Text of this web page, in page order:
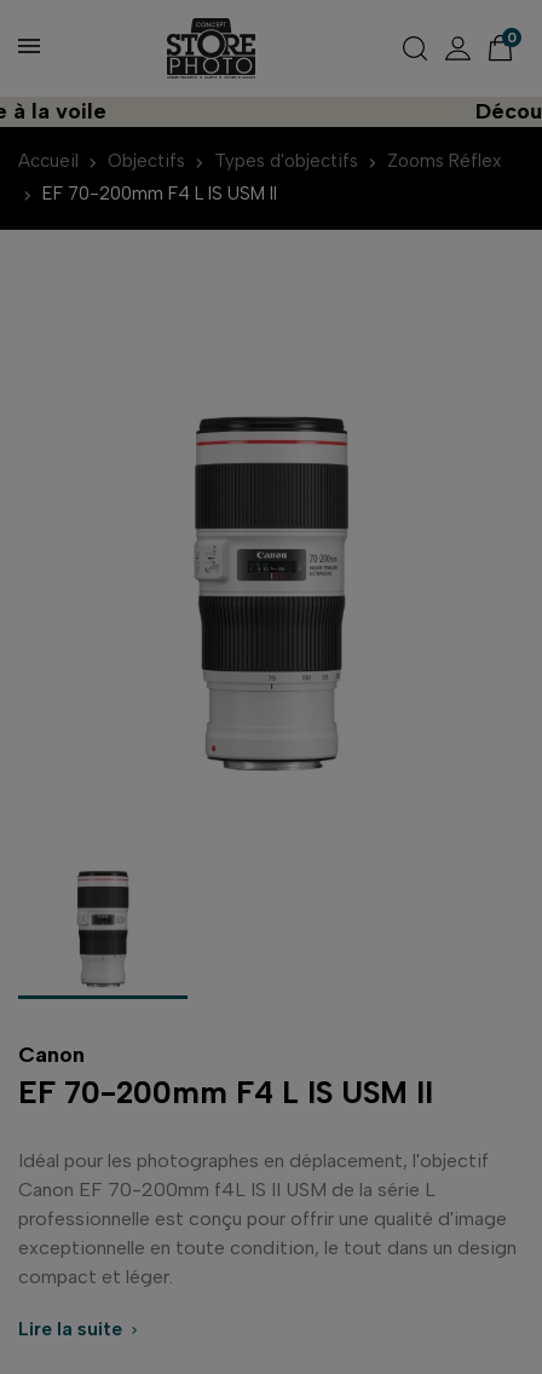
0
voile
Accueil Objectifs Types d'objectifs
Zooms Réflex
EF 70-200mm F4 L IS USM II
Canon
EF 70-200mm F4 L IS USM II
Idéal pour les photographes en déplacement, l'objectif
Canon EF 70-200mm f4L IS II USM de la série L
professionnelle est conçu pour offrir une qualité d'image
exceptionnelle en toute condition, le tout dans un design
compact et léger.
Lire la suite 